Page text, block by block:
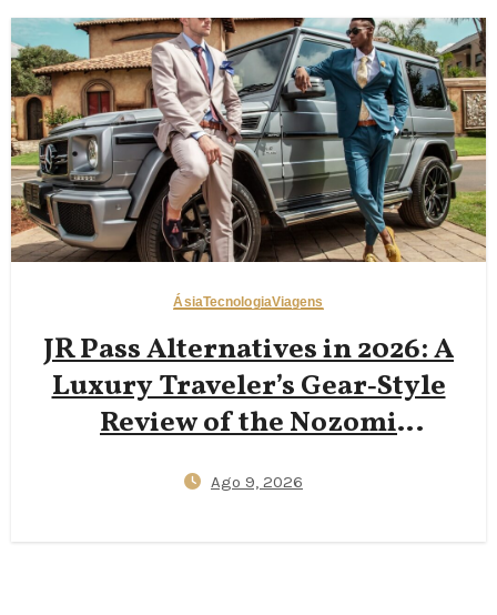
ÁsiaTecnologiaViagens
JR Pass Alternatives in 2026: A
Luxury Traveler’s Gear‑Style
Review of the Nozomi
SmartEX App Tickets, and
Ago 9, 2026